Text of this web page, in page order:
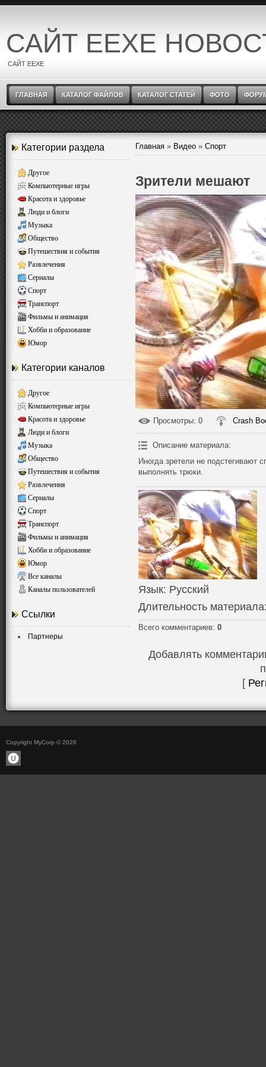
САЙТ EEXE
САЙТ EEXE
ГЛАВНАЯ КАТАЛОГ ФАЙЛОВ КАТАЛОГ СТАТЕЙ ФОТО
Категории раздела
Другое
Компьютерные игры
Красота и здоровье
Люди и блоги
Музыка
Общество
Путешествия и события
Развлечения
Сериалы
Спорт
Транспорт
Фильмы и анимация
Хобби и образование
Юмор
Категории каналов
Другое
Компьютерные игры
Красота и здоровье
Люди и блоги
Музыка
Общество
Путешествия и события
Развлечения
Сериалы
Спорт
Транспорт
Фильмы и анимация
Хобби и образование
Юмор
Все каналы
Каналы пользователей
Ссылки
Партнеры
Главная » Видео » Спорт
Зрители мешают
Просмотры: 0 Crash
Описание материала:
Иногда зретели не подстегивают
выполнять трюки.
Язык: Русский
Длительность материала
Всего комментариев: 0
Добавлять
[
Copyright MyCorp © 2026